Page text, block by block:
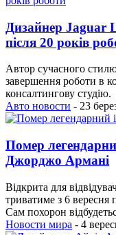
Дизайнер Jaguar
після 20 років
Автор сучасного
завершення роботи в
консалтингову студію.
Авто новости - 23
Помер
Джорджо Армані
Відкрита для
триватиме з 6 вересня
Сам похорон
Новости мира - 4